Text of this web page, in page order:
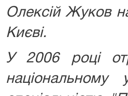
Олексій Жуков
Києві.
У 2006 році
національному